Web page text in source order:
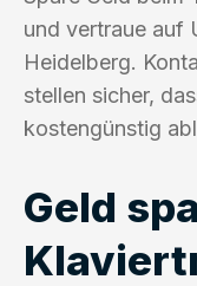
und vertraue auf
Heidelberg.
stellen sicher,
kostengünstig
Geld